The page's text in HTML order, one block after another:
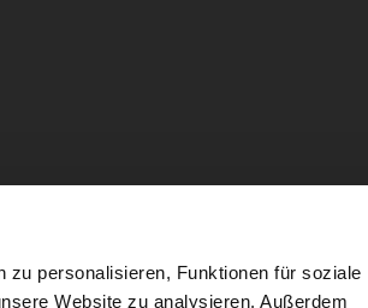
zu personalisieren, Funktionen für soziale
Website zu analysieren. Außerdem